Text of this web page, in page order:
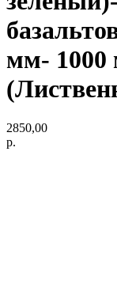
мм- 1000
2850,00
р.